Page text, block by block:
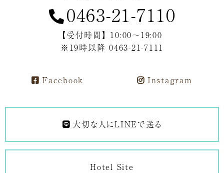
0463-21-7110
【受付時間】 10:00～19:00
※19時以降 0463-21-7111
Facebook Instagram
大切な人にLINEで送る
Hotel Site